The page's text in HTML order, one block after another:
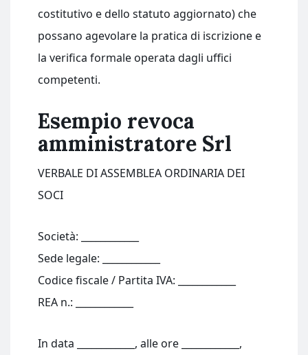
costitutivo e dello statuto aggiornato) che
possano agevolare la pratica di iscrizione e
la verifica formale operata dagli uffici
competenti.
Esempio revoca
amministratore Srl​
VERBALE DI ASSEMBLEA ORDINARIA DEI
SOCI
Società: ____________
Sede legale: ____________
Codice fiscale / Partita IVA: ____________
REA n.: ____________
In data ____________, alle ore ____________,